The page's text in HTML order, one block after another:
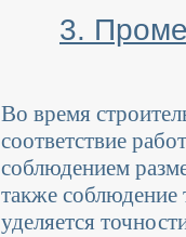
3.
Во время
соответствие
соблюдением
также соблюдение
уделяется